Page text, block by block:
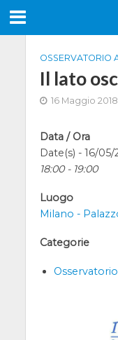
OSSERVATORIO
Il lato
16 Maggio 2018
Data / Ora
Date(s) - 16/05/
18:00 - 19:00
Luogo
Milano -
Categorie